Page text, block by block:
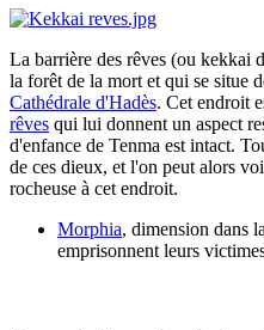
La barrière des rêves (ou kekkai
la forêt de la mort et qui se situe
Cathédrale d'Hadès. Cet endroit
rêves qui lui donnent un aspect
d'enfance de Tenma est intact.
de ces dieux, et l'on peut alors
rocheuse à cet endroit.
Morphia, dimension dans
emprisonnent leurs